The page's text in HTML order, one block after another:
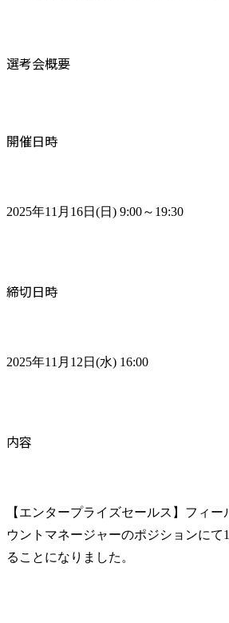
選考会概要
開催日時
2025年11月16日(日) 9:00～19:30
締切日時
2025年11月12日(水) 16:00
内容
【エンタープライズセールス】フィ
ウントマネージャーのポジションにて
ることになりました。